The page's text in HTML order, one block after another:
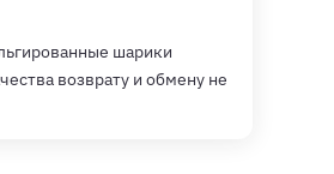
шарики
возврату и обмену не